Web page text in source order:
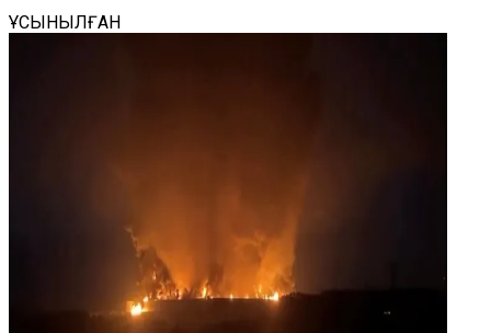
ҰСЫНЫЛҒАН